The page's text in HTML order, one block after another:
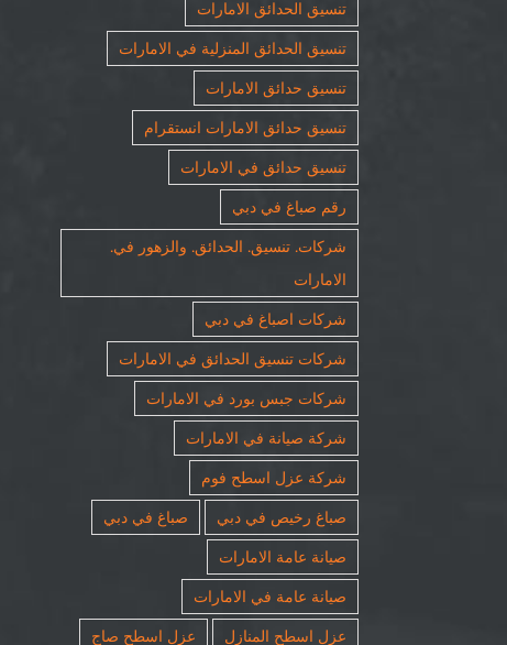
تنسيق الحدائق الامارات
تنسيق الحدائق المنزلية في الامارات
تنسيق حدائق الامارات
تنسيق حدائق الامارات انستقرام
تنسيق حدائق في الامارات
رقم صباغ في دبي
شركات. تنسيق. الحدائق. والزهور في.
الامارات
شركات اصباغ في دبي
شركات تنسيق الحدائق في الامارات
شركات جبس بورد في الامارات
شركة صيانة في الامارات
شركة عزل اسطح فوم
صباغ رخيص في دبي
صباغ في دبي
صيانة عامة الامارات
صيانة عامة في الامارات
عزل اسطح المنازل
عزل اسطح صاج